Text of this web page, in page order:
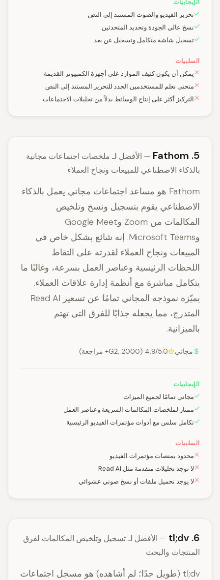
الإيجابيات
تحرير الفيديو والصوت المستند إلى النص
نسخ عالي الجودة وتحديد المتحدثين
تسجيل شاشة متكامل وتسجيل عن بعد
السلبيات
يمكن أن يكون كثيف الموارد على أجهزة الكمبيوتر القديمة
منحنى تعلم للمستخدمين الجدد للتحرير المستند إلى النص
التركيز أكثر على إنتاج الوسائط بدلاً من تحليلات الاجتماعات
5. Fathom
— الأفضل لـ ملخصات اجتماعات مجانية
بالذكاء الاصطناعي للمبيعات ونجاح العملاء
Fathom هو مساعد اجتماعات مجاني يعمل بالذكاء
الاصطناعي يقوم بتسجيل ونسخ وتلخيص
المكالمات من Zoom وGoogle Meet
وMicrosoft Teams. إنه شائع بشكل خاص في
المبيعات ونجاح العملاء لقدرته على التقاط
اللحظات الرئيسية وعناصر العمل بسرعة، وغالبًا ما
يتكامل مباشرة مع أنظمة إدارة علاقات العملاء.
يميّزه نموذجه المجاني تمامًا عن تسعير Read AI
المتدرج، مما يجعله جذابًا للفرق التي تهتم
بالميزانية.
مجاني 4.9/5.0 (G2, 2000+ مراجعة)
الإيجابيات
مجاني تمامًا لجميع الميزات
ممتاز لملخصات المكالمات السريعة وعناصر العمل
تكامل سلس مع أدوات مؤتمرات الفيديو الرئيسية
السلبيات
محدود بمنصات مؤتمرات الفيديو
لا توجد تحليلات متقدمة مثل Read AI
لا يوجد تحميل ملفات أو نسخ صوتي عشوائي
6. tl;dv
— الأفضل لـ تسجيل وتلخيص المكالمات لفرق
المنتجات والبحث
tl;dv (طويل جدًا؛ لم أشاهده) هو مسجل اجتماعات